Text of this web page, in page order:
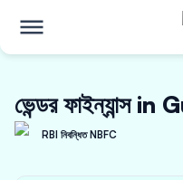
ভেন্ডর ফাইন্যান্স in
RBI নিবন্ধিত NBFC